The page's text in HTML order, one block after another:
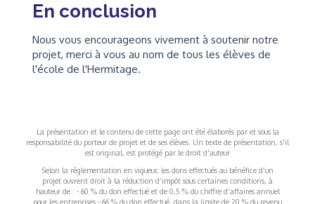
En conclusion
Nous vous encourageons vivement à soutenir notre
projet, merci à vous au nom de tous les élèves de
l'école de l'Hermitage.
La présentation et le contenu de cette page ont été élaborés par et sous la
responsabilité du porteur de projet et de ses élèves. Un texte de présentation, s'il
est original, est protégé par le droit d'auteur
Selon la réglementation en vigueur, les dons effectués au bénéfice d’un
projet ouvrent droit à la réduction d’impôt sous certaines conditions, à
hauteur de : - 60 % du don effectué et de 0,5 % du chiffre d’affaires annuel
pour les entreprises - 66 % du don effectué, dans la limite de 20 % du revenu